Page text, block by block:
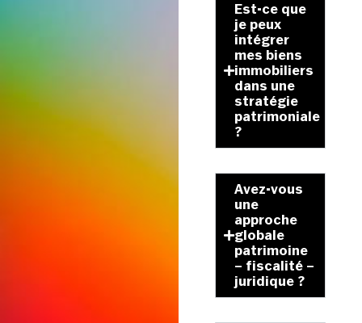
Est-ce que
je peux
intégrer
mes biens
immobiliers
dans une
stratégie
patrimoniale
?
Avez-vous
une
approche
globale
patrimoine
– fiscalité –
juridique ?